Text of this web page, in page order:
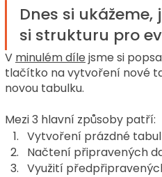
Dnes si
si strukturu pro
V minulém díle jsme si
tlačítko na vytvoření nové
novou tabulku.
Mezi 3 hlavní způsoby patří:
Vytvoření prázdné
Načtení připravených
Využití